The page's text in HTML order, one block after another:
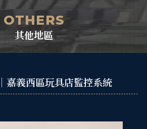
OTHERS
其他地區
嘉義西區玩具店監控系統